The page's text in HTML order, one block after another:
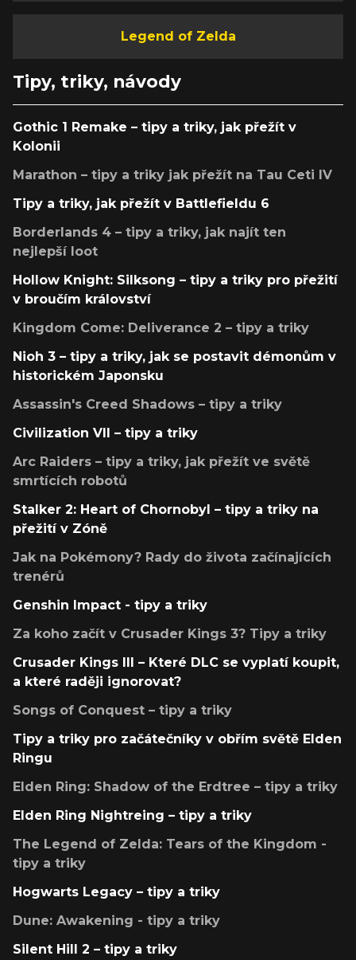
Legend of Zelda
Tipy, triky, návody
Gothic 1 Remake – tipy a triky, jak přežít v
Kolonii
Marathon – tipy a triky jak přežít na Tau Ceti IV
Tipy a triky, jak přežít v Battlefieldu 6
Borderlands 4 – tipy a triky, jak najít ten
nejlepší loot
Hollow Knight: Silksong – tipy a triky pro přežití
v broučím království
Kingdom Come: Deliverance 2 – tipy a triky
Nioh 3 – tipy a triky, jak se postavit démonům v
historickém Japonsku
Assassin's Creed Shadows – tipy a triky
Civilization VII – tipy a triky
Arc Raiders – tipy a triky, jak přežít ve světě
smrtících robotů
Stalker 2: Heart of Chornobyl – tipy a triky na
přežití v Zóně
Jak na Pokémony? Rady do života začínajících
trenérů
Genshin Impact - tipy a triky
Za koho začít v Crusader Kings 3? Tipy a triky
Crusader Kings III – Které DLC se vyplatí koupit,
a které raději ignorovat?
Songs of Conquest – tipy a triky
Tipy a triky pro začátečníky v obřím světě Elden
Ringu
Elden Ring: Shadow of the Erdtree – tipy a triky
Elden Ring Nightreing – tipy a triky
The Legend of Zelda: Tears of the Kingdom -
tipy a triky
Hogwarts Legacy – tipy a triky
Dune: Awakening - tipy a triky
Silent Hill 2 – tipy a triky